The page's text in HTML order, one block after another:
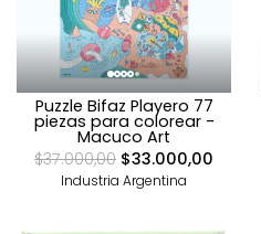
Puzzle Bifaz Playero 77
piezas para colorear -
Macuco Art
$37.000,00 $33.000,00
Industria Argentina